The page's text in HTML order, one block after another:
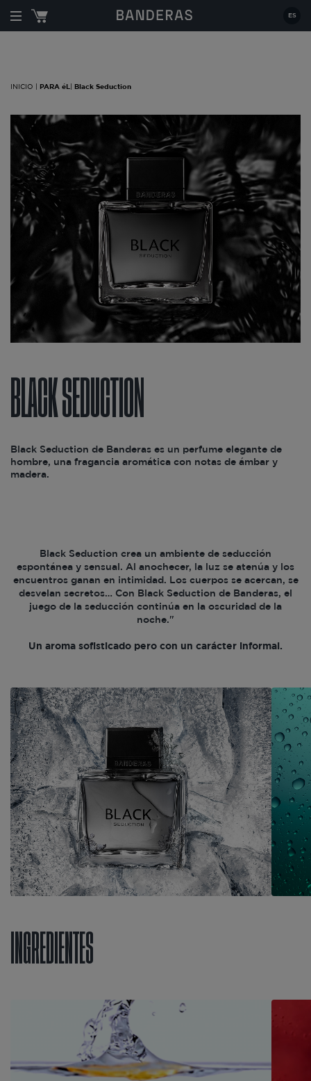
ES
INICIO | PARA éL Black Seduction
BLACK SEDUCTION
Black Seduction de Banderas es un perfume elegante de
hombre, una fragancia aromática con notas de ámbar y
madera.
Black Seduction crea un ambiente de seducción
espontánea y sensual. Al anochecer, la luz se atenúa y los
encuentros ganan en intimidad. Los cuerpos se acercan, se
desvelan secretos… Con Black Seduction de Banderas, el
juego de la seducción continúa en la oscuridad de la
noche."
Un aroma sofisticado pero con un carácter informal.
INGREDIENTES